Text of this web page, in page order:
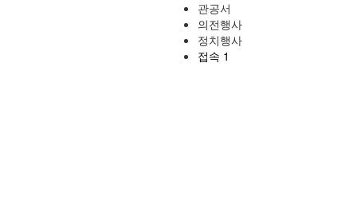
관공서
의전행사
정치행사
접속 1